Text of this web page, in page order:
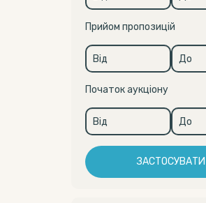
Прийом пропозицій
Початок аукціону
ЗАСТОСУВАТИ